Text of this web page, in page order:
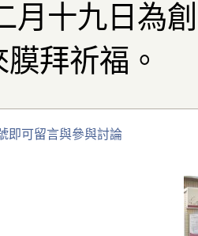
月十九日為
拜祈福。
即可留言與參與討論